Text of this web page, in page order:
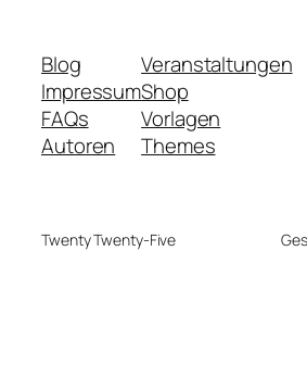
Blog
Impressum
FAQs
Autoren
Veranstaltungen
Shop
Vorlagen
Themes
Twenty Twenty-Five